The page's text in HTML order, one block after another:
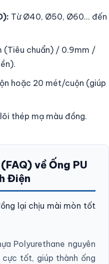
Từ Ø40, Ø50, Ø60... đến
(Tiêu chuẩn) / 0.9mm /
hoặc 20 mét/cuộn (giúp
thép mạ màu đồng.
về Ống PU
Điện
lại chịu mài mòn tốt
Polyurethane nguyên
tốt, giúp thành ống